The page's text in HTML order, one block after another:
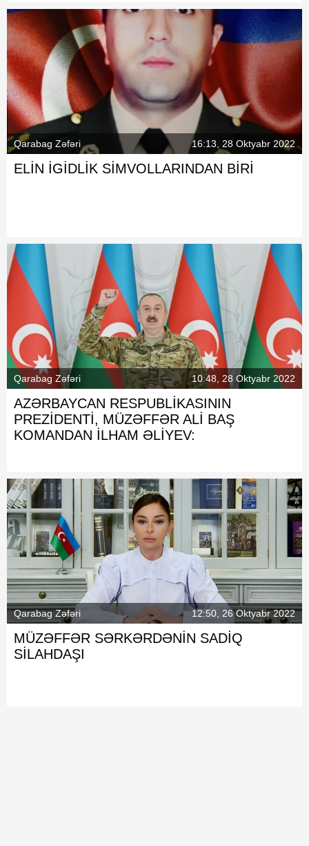
Qarabag Zəfəri 16:13, 28 Oktyabr 2022
ELİN İGİDLİK SİMVOLLARINDAN BİRİ
Qarabag Zəfəri 10:48, 28 Oktyabr 2022
AZƏRBAYCAN RESPUBLİKASININ
PREZİDENTİ, MÜZƏFFƏR ALİ BAŞ
KOMANDAN İLHAM ƏLİYEV:
Qarabag Zəfəri 12:50, 26 Oktyabr 2022
MÜZƏFFƏR SƏRKƏRDƏNİN SADİQ
SİLAHDAŞI